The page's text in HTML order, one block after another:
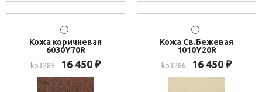
Кожа коричневая
6030Y70R
ko3285 16 450 ₽
Кожа Св.Бежевая
1010Y20R
ko3286 16 450 ₽